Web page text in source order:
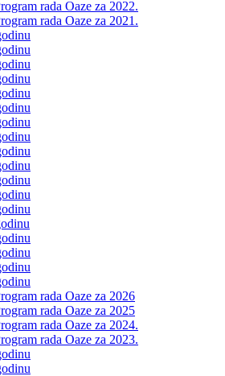
rada Oaze za 2022.
rada Oaze za 2021.
rada Oaze za 2026
rada Oaze za 2025
rada Oaze za 2024.
rada Oaze za 2023.